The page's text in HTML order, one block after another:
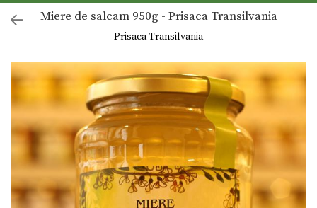
Miere de salcam 950g - Prisaca Transilvania
Prisaca Transilvania